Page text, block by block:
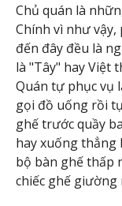
Chủ quán là
Chính vì như vậy,
đến đây đều là
là "Tây" hay Việt
Quán tự phục vụ
gọi đồ uống rồi
ghế trước quầy
hay xuống thẳng
bộ bàn ghế thấp
chiếc ghế